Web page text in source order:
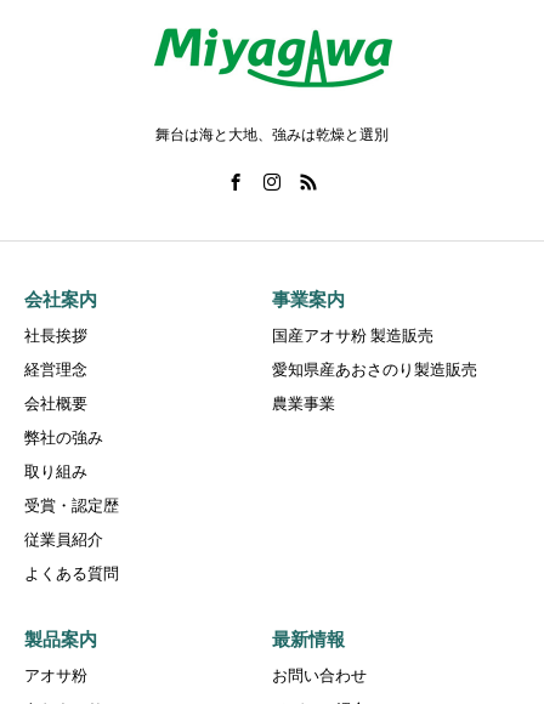
舞台は海と大地、強みは乾燥と選別
会社案内
社長挨拶
経営理念
会社概要
弊社の強み
取り組み
受賞・認定歴
従業員紹介
よくある質問
事業案内
国産アオサ粉 製造販売
愛知県産あおさのり製造販売
農業事業
製品案内
アオサ粉
最新情報
お問い合わせ